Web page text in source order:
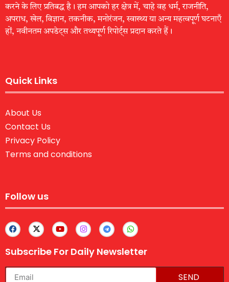
करने के लिए प्रतिबद्ध है। हम आपको हर क्षेत्र में, चाहे वह धर्म, राजनीति,
अपराध, खेल, विज्ञान, तकनीक, मनोरंजन, स्वास्थ्य या अन्य महत्वपूर्ण घटनाएँ
हों, नवीनतम अपडेट्स और तथ्यपूर्ण रिपोर्ट्स प्रदान करते हैं।
Quick Links
About Us
Contact Us
Privacy Policy
Terms and conditions
Follow us
Subscribe For Daily Newsletter
SEND